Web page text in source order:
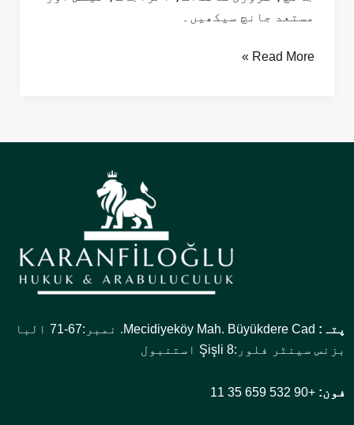
مستعد جانچ سیکھیں۔
Read More »
پتہ:
Mecidiyeköy Mah. Büyükdere Cad. نمبر:67-71 البا
بزنس سینٹر فلور:8 Şişli استنبول
فون: +90 532 659 35 11